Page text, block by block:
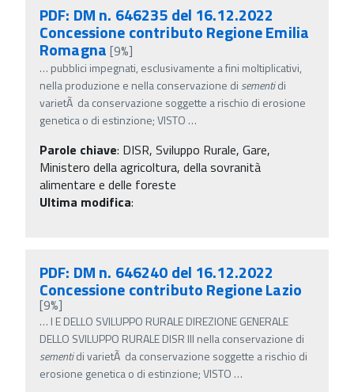
PDF: DM n. 646235 del 16.12.2022
Concessione contributo Regione Emilia
Romagna [9%]
… pubblici impegnati, esclusivamente a fini moltiplicativi,
nella produzione e nella conservazione di sementidi
varietÃ da conservazione soggette a rischio di erosione
genetica o di estinzione; VISTO …
Parole chiave: DISR, Sviluppo Rurale, Gare,
Ministero della agricoltura, della sovranità
alimentare e delle foreste
Ultima modifica:
PDF: DM n. 646240 del 16.12.2022
Concessione contributo Regione Lazio
[9%]
… I E DELLO SVILUPPO RURALE DIREZIONE GENERALE
DELLO SVILUPPO RURALE DISR III nella conservazione di
sementidi varietÃ da conservazione soggette a rischio di
erosione genetica o di estinzione; VISTO …